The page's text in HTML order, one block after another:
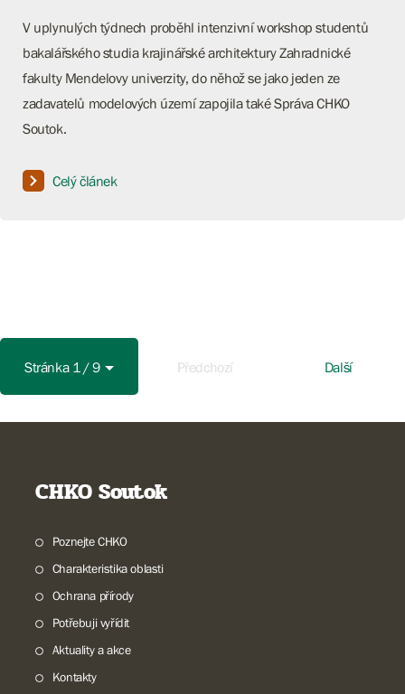
V uplynulých týdnech proběhl intenzivní workshop studentů
bakalářského studia krajinářské architektury Zahradnické
fakulty Mendelovy univerzity, do něhož se jako jeden ze
zadavatelů modelových území zapojila také Správa CHKO
Soutok.
Celý článek
Stránka 1 / 9 Předchozí Další
CHKO Soutok
Poznejte CHKO
Charakteristika oblasti
Ochrana přírody
Potřebuji vyřídit
Aktuality a akce
Kontakty